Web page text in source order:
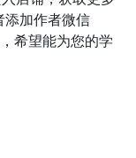
添加作者微信
希望能为您的学